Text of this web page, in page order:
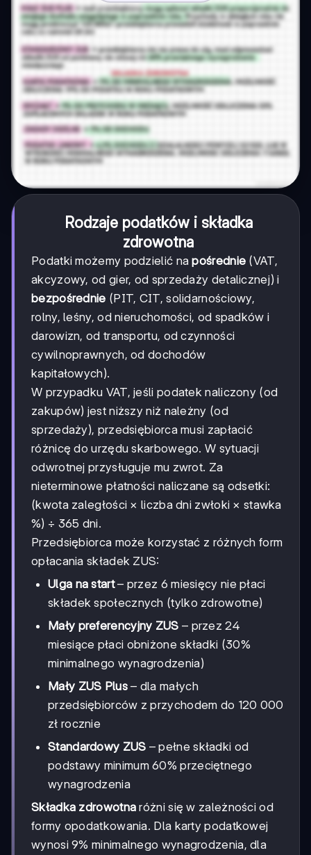
Rodzaje podatków i składka
zdrowotna
Podatki możemy podzielić napośrednie (VAT,
akcyzowy, od gier, od sprzedaży detalicznej) i
bezpośrednie (PIT, CIT, solidarnościowy,
rolny, leśny, od nieruchomości, od spadków i
darowizn, od transportu, od czynności
cywilnoprawnych, od dochodów
kapitałowych).
W przypadku VAT, jeśli podatek naliczony (od
zakupów) jest niższy niż należny (od
sprzedaży), przedsiębiorca musi zapłacić
różnicę do urzędu skarbowego. W sytuacji
odwrotnej przysługuje mu zwrot. Za
nieterminowe płatności naliczane są odsetki:
(kwota zaległości × liczba dni zwłoki × stawka
%) ÷ 365 dni.
Przedsiębiorca może korzystać z różnych form
opłacania składek ZUS:
Ulga na start– przez 6 miesięcy nie płaci
składek społecznych (tylko zdrowotne)
Mały preferencyjny ZUS – przez 24
miesiące płaci obniżone składki (30%
minimalnego wynagrodzenia)
Mały ZUS Plus– dla małych
przedsiębiorców z przychodem do 120 000
zł rocznie
Standardowy ZUS – pełne składki od
podstawy minimum 60% przeciętnego
wynagrodzenia
Składka zdrowotna różni się w zależności od
formy opodatkowania. Dla karty podatkowej
wynosi 9% minimalnego wynagrodzenia, dla